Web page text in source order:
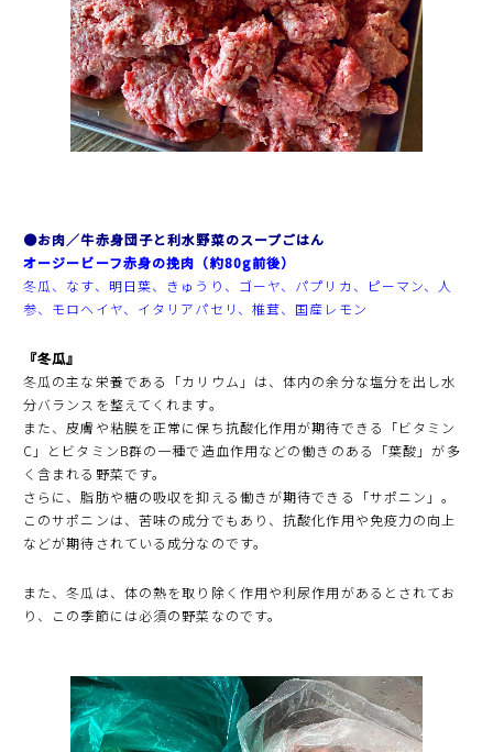
●お肉／牛赤身団子と利水野菜のスープごはん
オージービーフ赤身の挽肉（約80g前後）
冬瓜、なす、明日葉、きゅうり、ゴーヤ、パプリカ、ピーマン、人
参、モロヘイヤ、イタリアパセリ、椎茸、国産レモン
『冬瓜』
冬瓜の主な栄養である「カリウム」は、体内の余分な塩分を出し水
分バランスを整えてくれます。
また、皮膚や粘膜を正常に保ち抗酸化作用が期待できる「ビタミン
C」とビタミンB群の一種で造血作用などの働きのある「葉酸」が多
く含まれる野菜です。
さらに、脂肪や糖の吸収を抑える働きが期待できる「サポニン」。
このサポニンは、苦味の成分でもあり、抗酸化作用や免疫力の向上
などが期待されている成分なのです。
また、冬瓜は、体の熱を取り除く作用や利尿作用があるとされてお
り、この季節には必須の野菜なのです。